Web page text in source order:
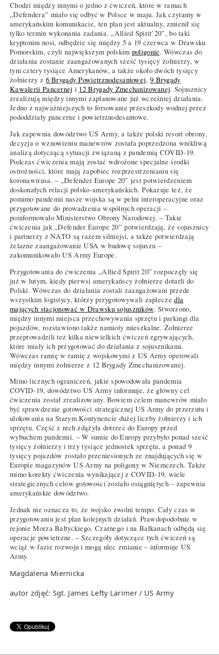
Chodzi między innymi o jedno z ćwiczeń, które w ramach
„Defendera” miało się odbyć w Polsce w maju. Jak czytamy w
amerykańskim komunikacie, ten plan jest aktualny, zmienił się
tylko termin wykonania zadania. „Allied Spirit’20”, bo taki
kryptonim nosi, odbędzie się między 5 a 19 czerwca w Drawsku
Pomorskim, czyli największym polskim poligonie. Wówczas do
działania zostanie zaangażowanych sześć tysięcy żołnierzy, w
tym cztery tysiące Amerykanów, a także około dwóch tysięcy
żołnierzy z 6 Brygady Powietrznodesantowej, 9 Brygady
Kawalerii Pancernej i 12 Brygady Zmechanizowanej. Sojusznicy
zrealizują między innymi zaplanowane już wcześniej działania.
Jedno z najważniejszych to forsowanie przeszkody wodnej przez
pododdziały pancerne i powietrznodesantowe.
Jak zapewnia dowództwo US Army, a także polski resort obrony,
decyzja o wznowieniu manewrów została poprzedzona wnikliwą
analizą dotyczącą sytuacji związaną z pandemią COVID-19.
Podczas ćwiczenia mają zostać wdrożone specjalne środki
ostrożności, które mają zapobiec rozprzestrzenianiu się
koronawirusa. – „Defender Europe 20” jest potwierdzeniem
doskonałych relacji polsko-amerykańskich. Pokazuje też, że
pomimo pandemii nasze wojska są w pełni interoperacyjne oraz
przygotowane do prowadzenia wspólnych operacji –
poinformowało Ministerstwo Obrony Narodowej. – Takie
ćwiczenia jak „Defender Europe 20” potwierdzają, że sojusznicy
i partnerzy z NATO są razem silniejsi, a także potwierdzają
żelazne zaangażowanie USA w budowę sojuszu –
zakomunikowało US Army Europe.
Przygotowania do ćwiczenia „Allied Spirit 20” rozpoczęły się
już w lutym, kiedy pierwsi amerykańscy żołnierze dotarli do
Polski. Wówczas do działania zostali zaangażowani przede
wszystkim logistycy, którzy przygotowywali zapleczedla
mających stacjonować w Drawsku sojuszników. Stworzono,
między innymi miejsca przechowywania sprzętu i parkingi dla
pojazdów, rozstawiono także namioty mieszkalne. Żołnierze
przeprowadzili też kilka niewielkich ćwiczeń zgrywających,
które miały ich przygotować do działania z sojusznikami.
Wówczas ramię w ramię z wojskowymi z US Army operowali
między innymi żołnierze z 12 Brygady Zmechanizowanej.
Mimo licznych ograniczeń, jakie spowodowała pandemia
COVID-19, dowództwo US Army informuje, że główny cel
ćwiczenia został zrealizowany. Bowiem celem manewrów miało
być sprawdzenie gotowości strategicznej US Army do przerzutu i
ulokowania na Starym Kontynencie dużej liczby żołnierzy i ich
sprzętu. Część z nich zdążyła dotrzeć do Europy przed
wybuchem pandemii. – W sumie do Europy przybyło ponad sześć
tysięcy żołnierzy i trzy tysiące jednostek sprzętu, a ponad 9
tysięcy pojazdów zostało przeniesionych ze znajdujących się w
Europie magazynów US Army na poligony w Niemczech. Także
mimo korekty ćwiczenia wynikającej z COVID-19, wiele
strategicznych celów gotowości zostało osiągniętych – zapewnia
amerykańskie dowództwo.
Jednak nie oznacza to, że wojsko zwolni tempo. Cały czas w
przygotowaniu jest plan kolejnych działań. Prawdopodobnie w
rejonie Morza Bałtyckiego, Czarnego i na Bałkanach odbędą się
operacje powietrzne. – Szczegóły dotyczące tych ćwiczeń są
wciąż w fazie rozwoju i mogą ulec zmianie – informuje US
Army.
Magdalena Miernicka
autor zdjęć: Sgt. James Lefty Larimer / US Army